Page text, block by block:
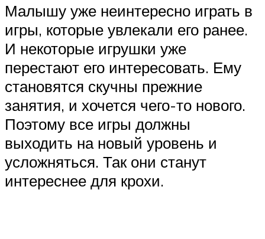
Малышу уже неинтересно играть в
игры, которые увлекали его ранее.
И некоторые игрушки уже
перестают его интересовать. Ему
становятся скучны прежние
занятия, и хочется чего-то нового.
Поэтому все игры должны
выходить на новый уровень и
усложняться. Так они станут
интереснее для крохи.